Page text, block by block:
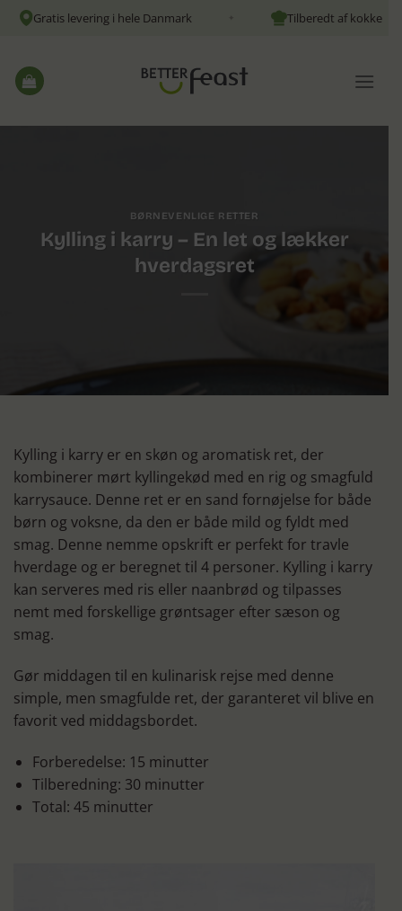
Fortsæt
Gratis levering i hele Danmark Tilberedt af kokke
BØRNEVENLIGE RETTER
Kylling i karry – En let og lækker
hverdagsret
Kylling i karry er en skøn og aromatisk ret, der
kombinerer mørt kyllingekød med en rig og smagfuld
karrysauce. Denne ret er en sand fornøjelse for både
børn og voksne, da den er både mild og fyldt med
smag. Denne nemme opskrift er perfekt for travle
hverdage og er beregnet til 4 personer. Kylling i karry
kan serveres med ris eller naanbrød og tilpasses
nemt med forskellige grøntsager efter sæson og
smag.
Gør middagen til en kulinarisk rejse med denne
simple, men smagfulde ret, der garanteret vil blive en
favorit ved middagsbordet.
Forberedelse: 15 minutter
Tilberedning: 30 minutter
Total: 45 minutter